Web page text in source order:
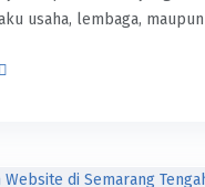
usaha, lembaga,